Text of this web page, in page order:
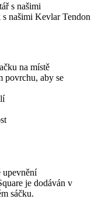
s našimi
našimi Kevlar Tendon
na místě
povrchu, aby se
upevnění
je dodáván v
sáčku.